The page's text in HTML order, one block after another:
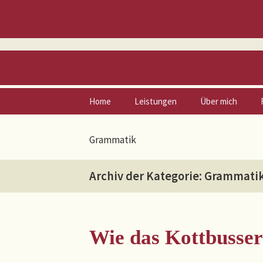
Home Leistungen Über mich
Grammatik
Archiv der Kategorie:
Wie das